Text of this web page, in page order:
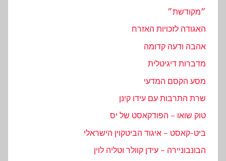
״מקודשת״
האגודה לזכויות האזרח
אהבה ודעה קדומה
מדברות דיגיטלית
מסע הקסם המדעי
שרת התרבות עם עידו קינן
טוק שואו – הפודקאסט של יס
ביט-קאסט – איגוד הביטקוין הישראלי
הבונבוניירה – עידן קוולר וטליה לוין